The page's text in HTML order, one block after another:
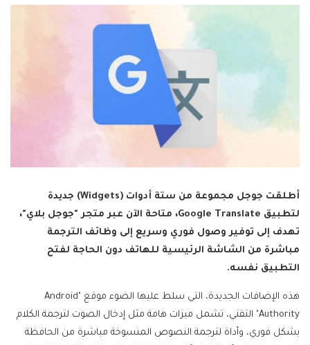
أطلقت جوجل مجموعة من ستة أدوات (Widgets) جديدة
لتطبيق Google Translate، متاحة الآن عبر متجر "جوجل بلاي"،
تهدف إلى توفير وصول فوري وسريع إلى وظائف الترجمة
مباشرة من الشاشة الرئيسية للهاتف دون الحاجة لفتح
التطبيق نفسه.
هذه الإضافات الجديدة، التي سلط عليها الضوء موقع "Android
Authority" التقني، تشمل ميزات هامة مثل إدخال الصوت لترجمة الكلام
بشكل فوري، وأداة لترجمة النصوص المنسوخة مباشرة من الحافظة